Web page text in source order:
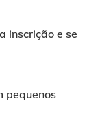
inscrição e se
pequenos